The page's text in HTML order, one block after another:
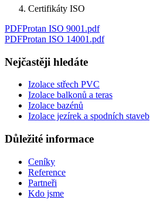
Certifikáty ISO
PDFProtan ISO 9001 .pdf
PDFProtan ISO 14001 .pdf
Nejčastěji hledáte
Izolace střech PVC
Izolace balkonů a teras
Izolace bazénů
Izolace jezírek a spodních staveb
Důležité informace
Ceníky
Reference
Partneři
Kdo jsme